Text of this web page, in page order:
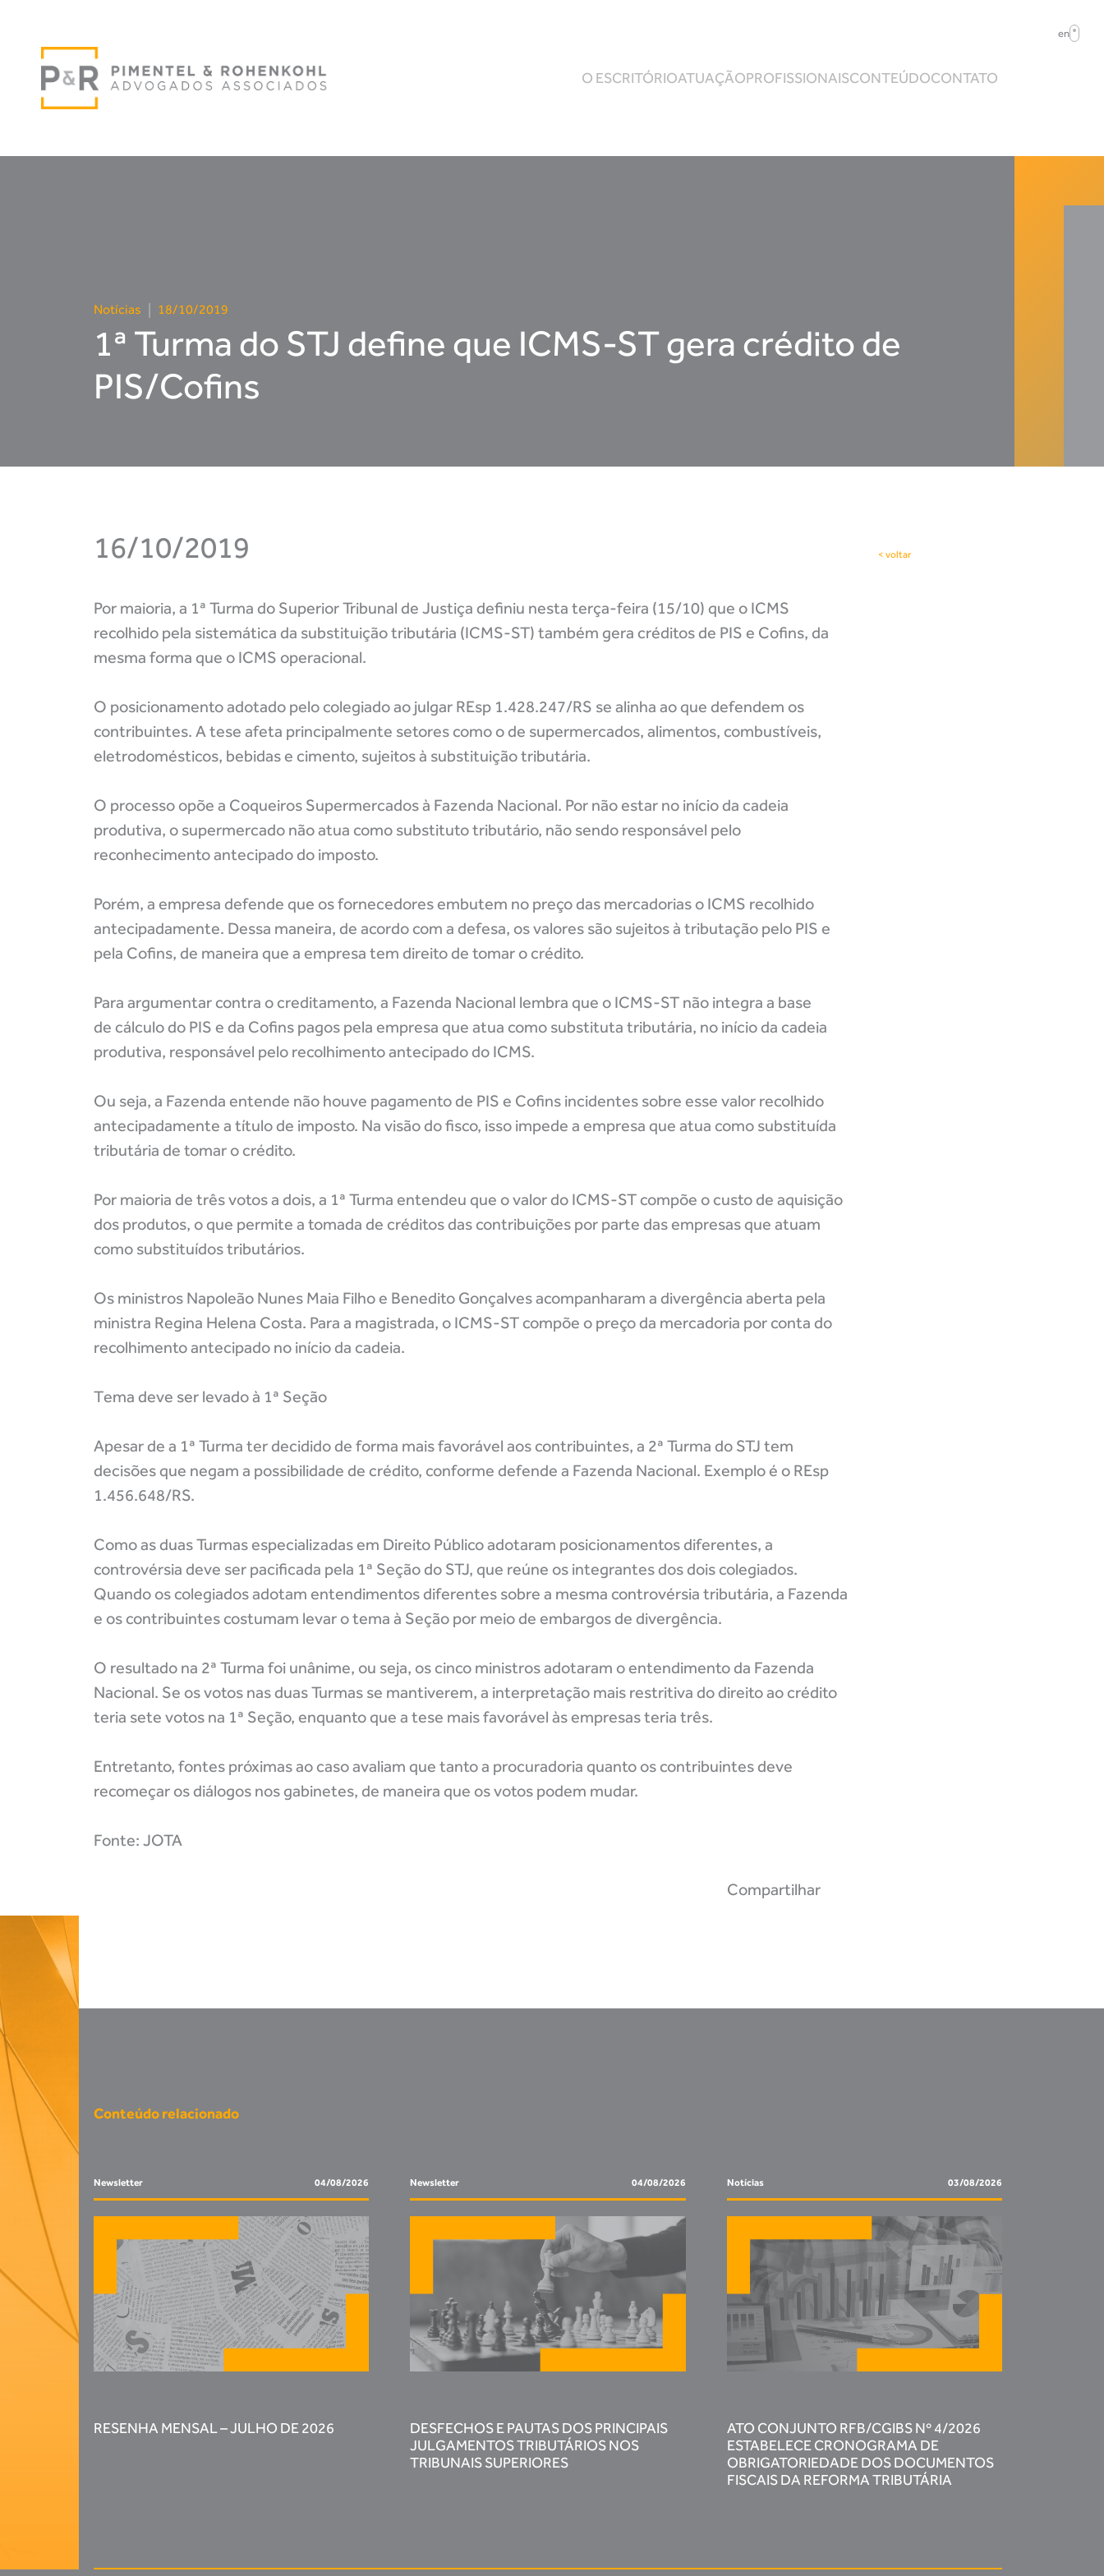
en
O ESCRITÓRIOATUAÇÃOPROFISSIONAISCONTEÚDOCONTATO
Notícias 18/10/2019
1ª Turma do STJ define que ICMS-ST gera crédito de
PIS/Cofins
16/10/2019
Por maioria, a 1ª Turma do Superior Tribunal de Justiça definiu nesta terça-feira (15/10) que o ICMS
recolhido pela sistemática da substituição tributária (ICMS-ST) também gera créditos de PIS e Cofins, da
mesma forma que o ICMS operacional.
O posicionamento adotado pelo colegiado ao julgar REsp 1.428.247/RS se alinha ao que defendem os
contribuintes. A tese afeta principalmente setores como o de supermercados, alimentos, combustíveis,
eletrodomésticos, bebidas e cimento, sujeitos à substituição tributária.
O processo opõe a Coqueiros Supermercados à Fazenda Nacional. Por não estar no início da cadeia
produtiva, o supermercado não atua como substituto tributário, não sendo responsável pelo
reconhecimento antecipado do imposto.
Porém, a empresa defende que os fornecedores embutem no preço das mercadorias o ICMS recolhido
antecipadamente. Dessa maneira, de acordo com a defesa, os valores são sujeitos à tributação pelo PIS e
pela Cofins, de maneira que a empresa tem direito de tomar o crédito.
Para argumentar contra o creditamento, a Fazenda Nacional lembra que o ICMS-ST não integra a base
de cálculo do PIS e da Cofins pagos pela empresa que atua como substituta tributária, no início da cadeia
produtiva, responsável pelo recolhimento antecipado do ICMS.
Ou seja, a Fazenda entende não houve pagamento de PIS e Cofins incidentes sobre esse valor recolhido
antecipadamente a título de imposto. Na visão do fisco, isso impede a empresa que atua como substituída
tributária de tomar o crédito.
Por maioria de três votos a dois, a 1ª Turma entendeu que o valor do ICMS-ST compõe o custo de aquisição
dos produtos, o que permite a tomada de créditos das contribuições por parte das empresas que atuam
como substituídos tributários.
Os ministros Napoleão Nunes Maia Filho e Benedito Gonçalves acompanharam a divergência aberta pela
ministra Regina Helena Costa. Para a magistrada, o ICMS-ST compõe o preço da mercadoria por conta do
recolhimento antecipado no início da cadeia.
Tema deve ser levado à 1ª Seção
Apesar de a 1ª Turma ter decidido de forma mais favorável aos contribuintes, a 2ª Turma do STJ tem
decisões que negam a possibilidade de crédito, conforme defende a Fazenda Nacional. Exemplo é o REsp
1.456.648/RS.
Como as duas Turmas especializadas em Direito Público adotaram posicionamentos diferentes, a
controvérsia deve ser pacificada pela 1ª Seção do STJ, que reúne os integrantes dos dois colegiados.
Quando os colegiados adotam entendimentos diferentes sobre a mesma controvérsia tributária, a Fazenda
e os contribuintes costumam levar o tema à Seção por meio de embargos de divergência.
O resultado na 2ª Turma foi unânime, ou seja, os cinco ministros adotaram o entendimento da Fazenda
Nacional. Se os votos nas duas Turmas se mantiverem, a interpretação mais restritiva do direito ao crédito
teria sete votos na 1ª Seção, enquanto que a tese mais favorável às empresas teria três.
Entretanto, fontes próximas ao caso avaliam que tanto a procuradoria quanto os contribuintes deve
recomeçar os diálogos nos gabinetes, de maneira que os votos podem mudar.
Fonte: JOTA
Compartilhar
< voltar
Conteúdo relacionado
Newsletter 04/08/2026
RESENHA MENSAL – JULHO DE 2026
Newsletter 04/08/2026
DESFECHOS E PAUTAS DOS PRINCIPAIS
JULGAMENTOS TRIBUTÁRIOS NOS
TRIBUNAIS SUPERIORES
Notícias 03/08/2026
ATO CONJUNTO RFB/CGIBS Nº 4/2026
ESTABELECE CRONOGRAMA DE
OBRIGATORIEDADE DOS DOCUMENTOS
FISCAIS DA REFORMA TRIBUTÁRIA